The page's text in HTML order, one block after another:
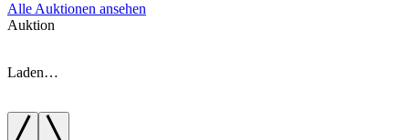
Alle Auktionen ansehen
Auktion
Laden…